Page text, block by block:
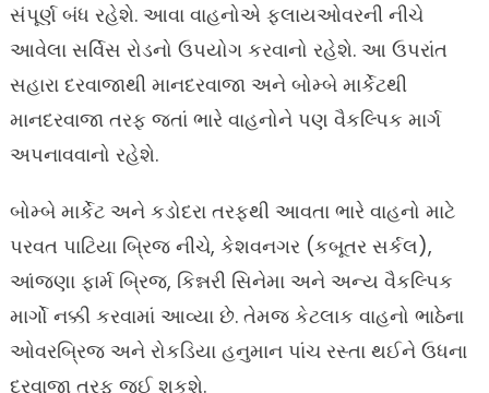
સંપૂર્ણ બંધ રહેશે. આવા વાહનોએ ફ્લાયઓવરની નીચે
આવેલા સર્વિસ રોડનો ઉપયોગ કરવાનો રહેશે. આ ઉપરાંત
સહારા દરવાજાથી માનદરવાજા અને બોમ્બે માર્કેટથી
માનદરવાજા તરફ જતાં ભારે વાહનોને પણ વૈકલ્પિક માર્ગ
અપનાવવાનો રહેશે.
બોમ્બે માર્કેટ અને કડોદરા તરફથી આવતા ભારે વાહનો માટે
પરવત પાટિયા બ્રિજ નીચે, કેશવનગર (કબૂતર સર્કલ),
આંજણા ફાર્મ બ્રિજ, કિન્નરી સિનેમા અને અન્ય વૈકલ્પિક
માર્ગો નક્કી કરવામાં આવ્યા છે. તેમજ કેટલાક વાહનો ભાઠેના
ઓવરબ્રિજ અને રોકડિયા હનુમાન પાંચ રસ્તા થઈને ઉધના
દરવાજા તરફ જઈ શકશે.